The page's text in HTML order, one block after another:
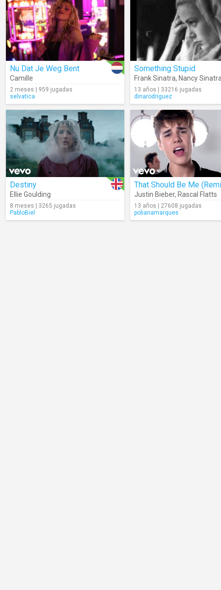
Nu Dat Je Weg Bent
Camille
2 meses | 959 jugadas
selvatica
Something Stupid
Frank Sinatra, Nancy
13 años | 33216 jugadas
dinarodriguez
Destiny
Ellie Goulding
8 meses | 3265 jugadas
PabloBiel
That Should Be Me
Justin Bieber, Rascal Flatts
13 años | 27608 jugadas
polianamarques